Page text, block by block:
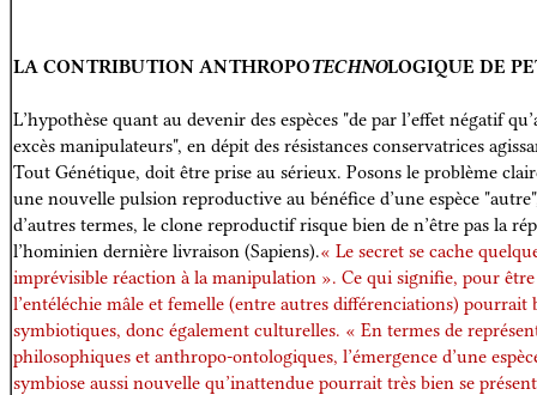
LA CONTRIBUTION ANTHROPOTECHNOLOGIQUE DE
L’hypothèse quant au devenir des espèces "de par l’effet négatif
excès manipulateurs", en dépit des résistances conservatrices
Tout Génétique, doit être prise au sérieux. Posons le problème
une nouvelle pulsion reproductive au bénéfice d’une espèce
d’autres termes, le clone reproductif risque bien de n’être pas la
l’hominien dernière livraison (Sapiens).« Le secret se cache
imprévisible réaction à la manipulation ». Ce qui signifie, pour
l’entéléchie mâle et femelle (entre autres différenciations) pourrait
symbiotiques, donc également culturelles. « En termes de
philosophiques et anthropo-ontologiques, l’émergence d’une
symbiose aussi nouvelle qu’inattendue pourrait très bien se